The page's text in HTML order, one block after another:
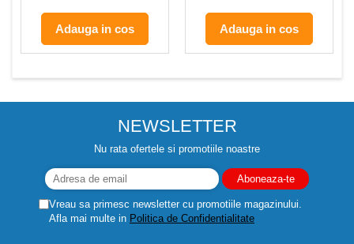
Adauga in cos Adauga in cos
NEWSLETTER
Nu rata ofertele si promotiile noastre
Vreau sa primesc newsletter cu promotiile magazinului.
Afla mai multe in Politica de Confidentialitate